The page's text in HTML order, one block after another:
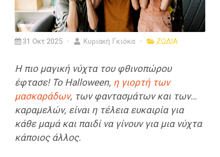
31 Οκτ 2025 Κυριακή Γκιόκα ΖΩΔΙΑ
Η πιο μαγική νύχτα του φθινοπώρου
έφτασε! Το Halloween, η γιορτή των
μασκαράδων, των φαντασμάτων και των…
καραμελών, είναι η τέλεια ευκαιρία για
κάθε μαμά και παιδί να γίνουν για μια νύχτα
κάποιος άλλος.